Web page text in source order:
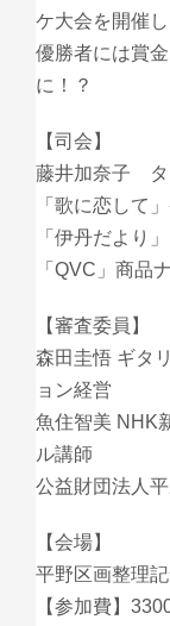
ケ大会を開催し
優勝者には賞
に！？
【司会】
藤井加奈子 タ
「歌に恋して
「伊丹だより
「QVC」商品
【審査委員】
森田圭悟 ギタ
ョン経営
魚住智美 NHK
ル講師
公益財団法人
【会場】
平野区画整理
【参加費】